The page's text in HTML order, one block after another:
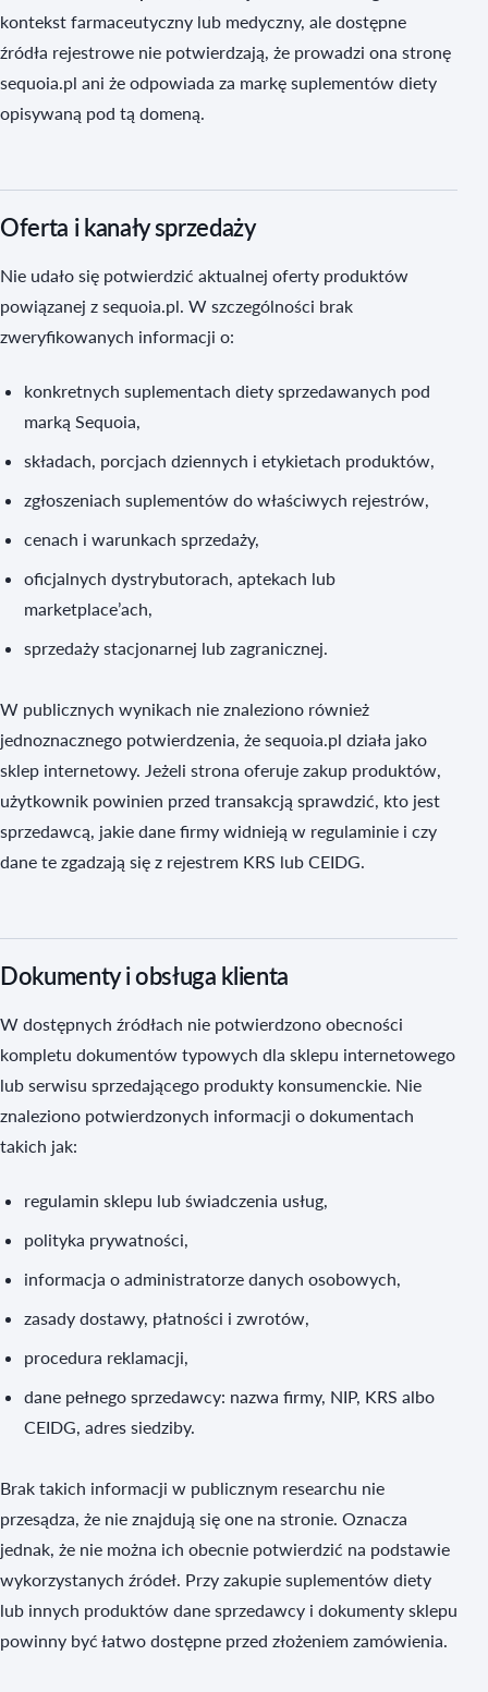
kontekst farmaceutyczny lub medyczny, ale dostępne
źródła rejestrowe nie potwierdzają, że prowadzi ona stronę
sequoia.pl ani że odpowiada za markę suplementów diety
opisywaną pod tą domeną.
Oferta i kanały sprzedaży
Nie udało się potwierdzić aktualnej oferty produktów
powiązanej z sequoia.pl. W szczególności brak
zweryfikowanych informacji o:
konkretnych suplementach diety sprzedawanych pod
marką Sequoia,
składach, porcjach dziennych i etykietach produktów,
zgłoszeniach suplementów do właściwych rejestrów,
cenach i warunkach sprzedaży,
oficjalnych dystrybutorach, aptekach lub
marketplace’ach,
sprzedaży stacjonarnej lub zagranicznej.
W publicznych wynikach nie znaleziono również
jednoznacznego potwierdzenia, że sequoia.pl działa jako
sklep internetowy. Jeżeli strona oferuje zakup produktów,
użytkownik powinien przed transakcją sprawdzić, kto jest
sprzedawcą, jakie dane firmy widnieją w regulaminie i czy
dane te zgadzają się z rejestrem KRS lub CEIDG.
Dokumenty i obsługa klienta
W dostępnych źródłach nie potwierdzono obecności
kompletu dokumentów typowych dla sklepu internetowego
lub serwisu sprzedającego produkty konsumenckie. Nie
znaleziono potwierdzonych informacji o dokumentach
takich jak:
regulamin sklepu lub świadczenia usług,
polityka prywatności,
informacja o administratorze danych osobowych,
zasady dostawy, płatności i zwrotów,
procedura reklamacji,
dane pełnego sprzedawcy: nazwa firmy, NIP, KRS albo
CEIDG, adres siedziby.
Brak takich informacji w publicznym researchu nie
przesądza, że nie znajdują się one na stronie. Oznacza
jednak, że nie można ich obecnie potwierdzić na podstawie
wykorzystanych źródeł. Przy zakupie suplementów diety
lub innych produktów dane sprzedawcy i dokumenty sklepu
powinny być łatwo dostępne przed złożeniem zamówienia.